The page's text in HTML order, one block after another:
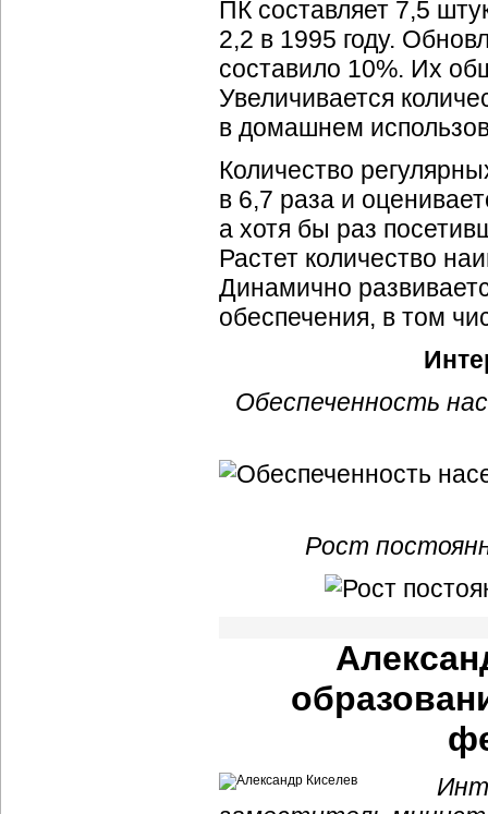
ПК составляет 7,5
2,2 в 1995 году.
составило 10%. Их
Увеличивается
в домашнем
Количество
в 6,7 раза и
а хотя бы раз
Растет количество
Динамично
обеспечения, в том
Обеспеченность
Рост